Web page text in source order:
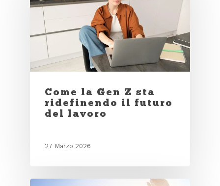
Come la Gen Z sta
ridefinendo il futuro
del lavoro
27 Marzo 2026